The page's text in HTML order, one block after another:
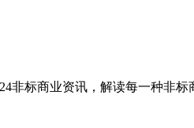
非标商业资讯，解读每一种非